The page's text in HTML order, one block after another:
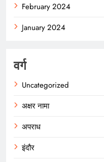
February 2024
January 2024
वर्ग
Uncategorized
अक्षर नामा
अपराध
इंदौर